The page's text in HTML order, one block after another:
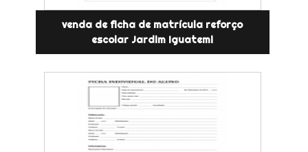
venda de ficha de matrícula reforço
escolar Jardim Iguatemi